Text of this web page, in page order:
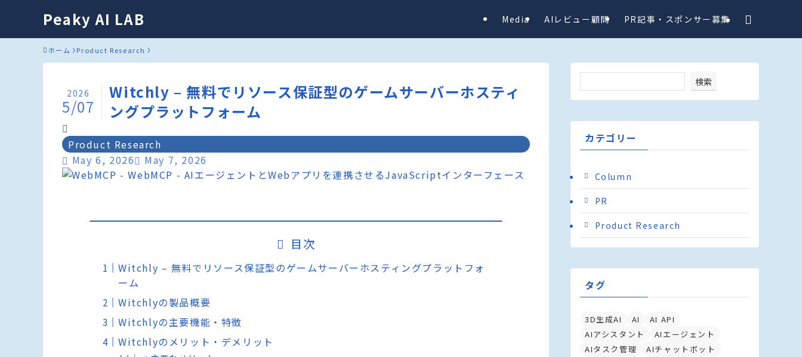
Peaky AI LAB Media AIレビュー顧問 PR記事・スポンサー募集
ホーム Product Research
Witchly – 無料でリソース保証型のゲームサーバーホスティ
ングプラットフォーム
2026
5/07
Product Research
May 6, 2026
May 7, 2026
目次
Witchly – 無料でリソース保証型のゲームサーバーホスティングプラットフォ
ーム
Witchlyの製品概要
Witchlyの主要機能・特徴
Witchlyのメリット・デメリット
検索
カテゴリー
Column
PR
Product Research
タグ
3D生成AI AI
AI API
AIアシスタント
AIエージェント
AIタスク管理
AIチャットボット